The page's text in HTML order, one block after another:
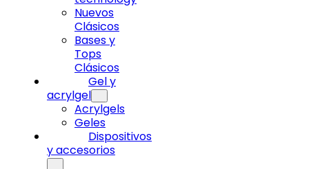
Nuevos
Clásicos
Bases y
Tops
Clásicos
Gel y
acrylgel
Acrylgels
Geles
Dispositivos
y accesorios